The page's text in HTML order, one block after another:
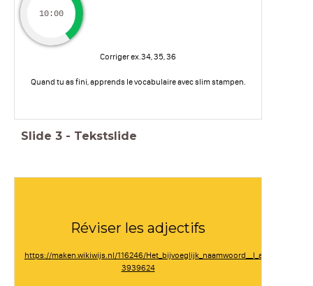
Corriger ex.34, 35, 36
Quand tu as fini, apprends le vocabulaire avec slim stampen.
10:00
Slide 3 - Tekstslide
Réviser les adjectifs
https://maken.wikiwijs.nl/116246/
3939624